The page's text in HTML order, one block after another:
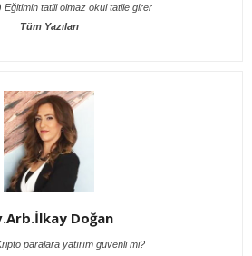
Eğitimin tatili olmaz okul tatile girer
Tüm Yazıları
Doğan
paralara yatırım güvenli mi?